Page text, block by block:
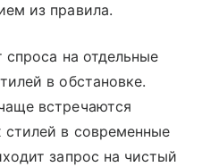
из правила.
на отдельные
в обстановке.
встречаются
стилей в современные
запрос на чистый